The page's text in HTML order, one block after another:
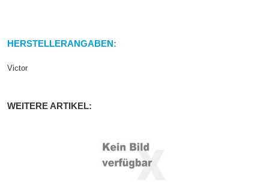
HERSTELLERANGABEN:
Victor
WEITERE ARTIKEL: